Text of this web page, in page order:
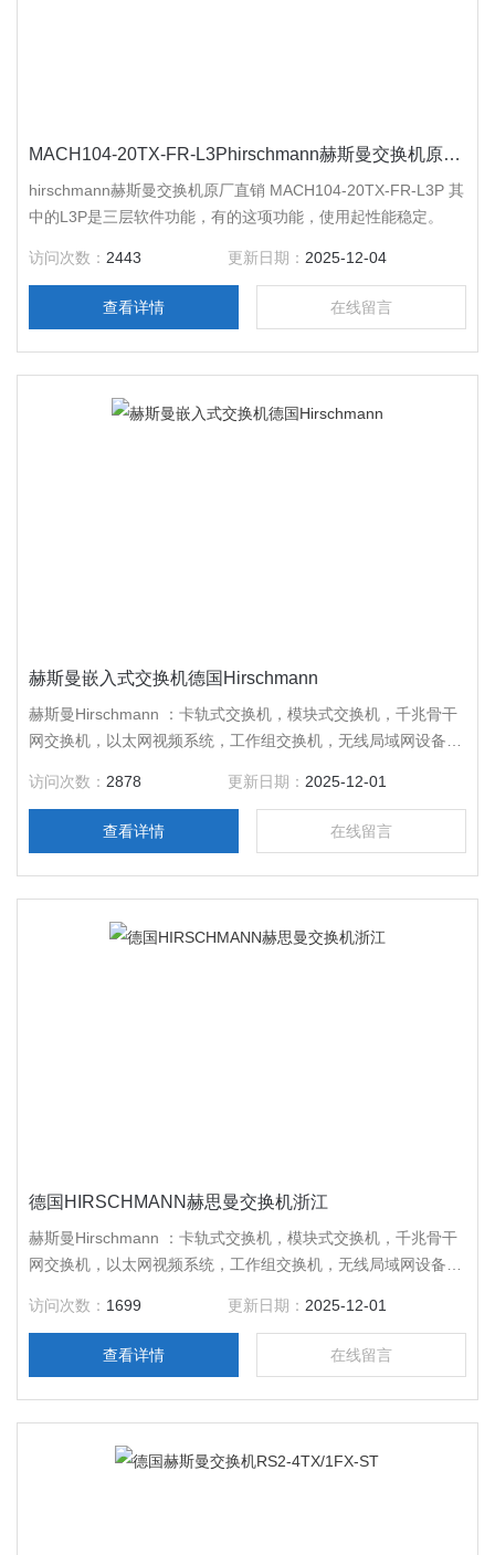
MACH104-20TX-FR-L3Phirschmann赫斯曼交换机原厂直销
hirschmann赫斯曼交换机原厂直销 MACH104-20TX-FR-L3P 其
中的L3P是三层软件功能，有的这项功能，使用起性能稳定。
访问次数： 2443 更新日期： 2025-12-04
查看详情 在线留言
赫斯曼嵌入式交换机德国Hirschmann
赫斯曼Hirschmann ：卡轨式交换机，模块式交换机，千兆骨干
网交换机，以太网视频系统，工作组交换机，无线局域网设备，
*，咨询。
访问次数： 2878 更新日期： 2025-12-01
查看详情 在线留言
德国HIRSCHMANN赫思曼交换机浙江
赫斯曼Hirschmann ：卡轨式交换机，模块式交换机，千兆骨干
网交换机，以太网视频系统，工作组交换机，无线局域网设备，
*，咨询。
访问次数： 1699 更新日期： 2025-12-01
查看详情 在线留言